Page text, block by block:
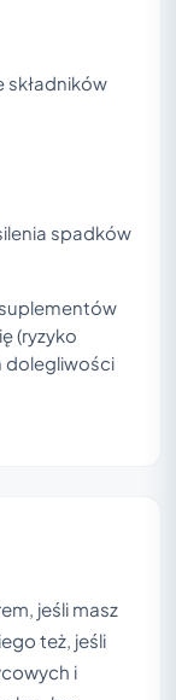
składników
spadków
(ryzyko
dolegliwości
jeśli masz
też, jeśli
i